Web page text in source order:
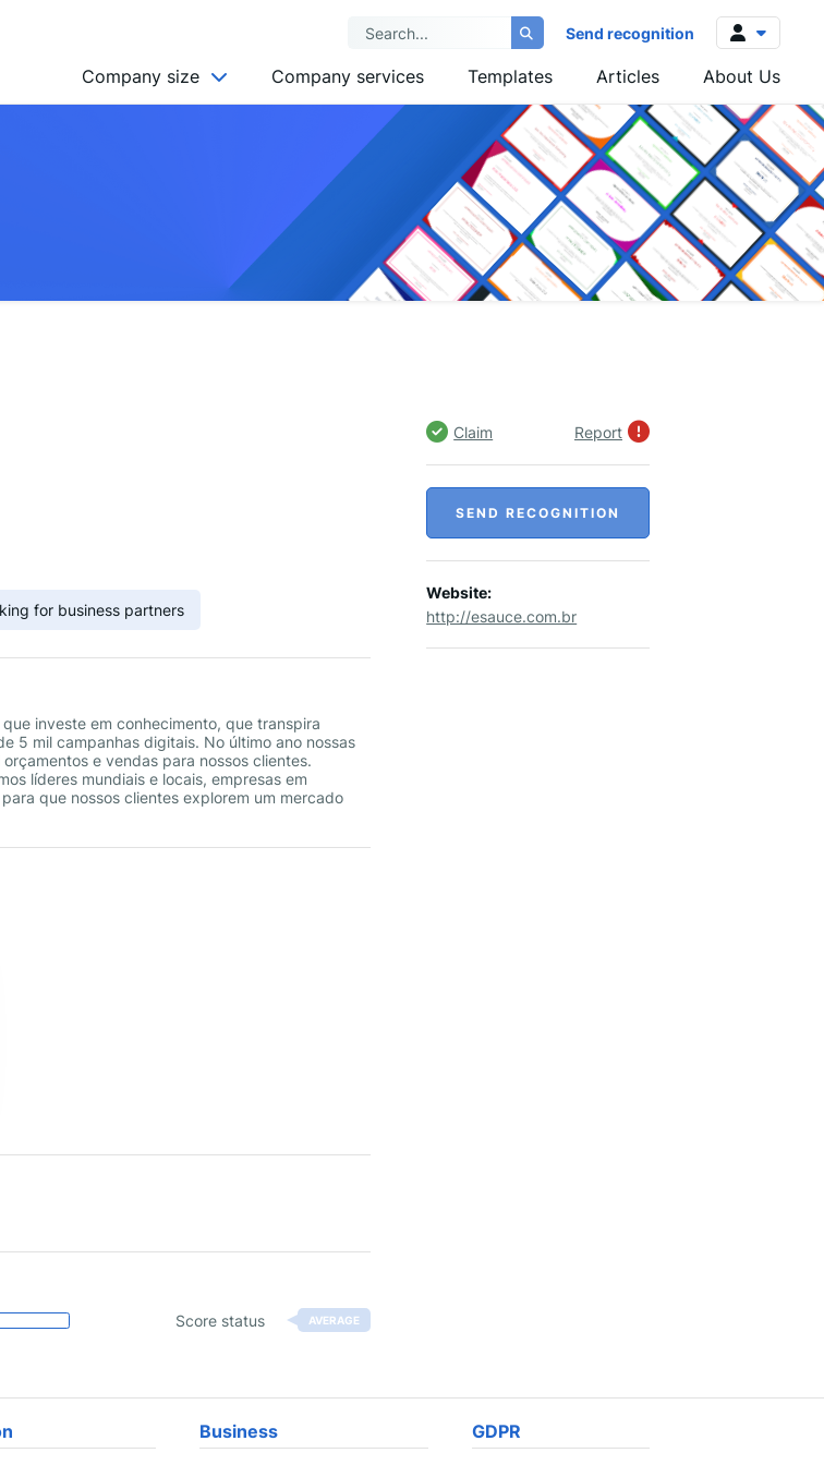
Send recognition
Log in
Sign up
Company size
SMALL (10-49)
Company services Templates Articles About Us
for business partners
investe em conhecimento, que transpira
5 mil campanhas digitais. No último ano nossas
e vendas para nossos clientes.
líderes mundiais e locais, empresas em
que nossos clientes explorem um mercado
Score status AVERAGE
Claim Report
SEND RECOGNITION
Website:
http://esauce.com.br
Business GDPR